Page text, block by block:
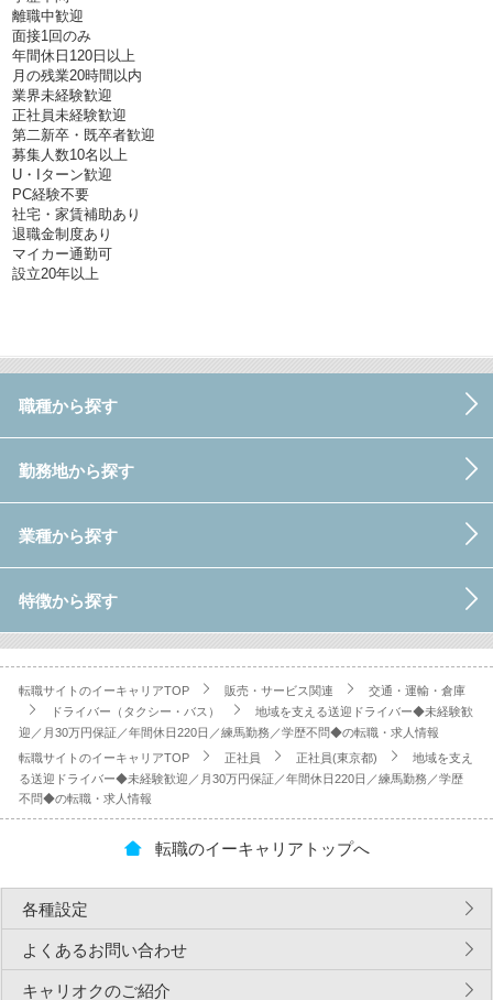
離職中歓迎
面接1回のみ
年間休日120日以上
月の残業20時間以内
業界未経験歓迎
正社員未経験歓迎
第二新卒・既卒者歓迎
募集人数10名以上
U・Iターン歓迎
PC経験不要
社宅・家賃補助あり
退職金制度あり
マイカー通勤可
設立20年以上
職種から探す
勤務地から探す
業種から探す
特徴から探す
転職サイトのイーキャリアTOP 販売・サービス関連
交通・運輸・倉庫
ドライバー（タクシー・バス）
地域を支える送迎ドライバー◆未経験歓
迎／月30万円保証／年間休日220日／練馬勤務／学歴不問◆の転職・求人情報
転職サイトのイーキャリアTOP
正社員 正社員(東京都)
地域を支え
る送迎ドライバー◆未経験歓迎／月30万円保証／年間休日220日／練馬勤務／学歴
不問◆の転職・求人情報
転職のイーキャリアトップへ
各種設定
よくあるお問い合わせ
キャリオクのご紹介